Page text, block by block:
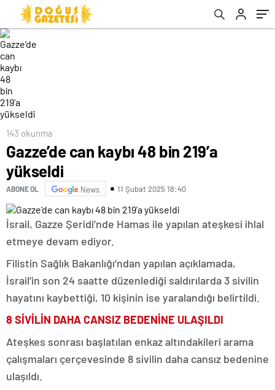
143 okunma
Gazze’de can kaybı 48 bin 219’a
yükseldi
ABONE OL News 11 Şubat 2025 18:40
İsrail, Gazze Şeridi’nde Hamas ile yapılan ateşkesi ihlal
etmeye devam ediyor.
Filistin Sağlık Bakanlığı’ndan yapılan açıklamada,
İsrail’in son 24 saatte düzenlediği saldırılarda 3 sivilin
hayatını kaybettiği, 10 kişinin ise yaralandığı belirtildi.
8 SİVİLİN DAHA CANSIZ BEDENİNE ULAŞILDI
Ateşkes sonrası başlatılan enkaz altındakileri arama
çalışmaları çerçevesinde 8 sivilin daha cansız bedenine
ulaşıldı.